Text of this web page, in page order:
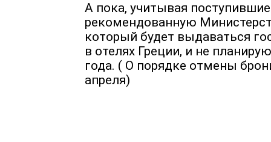
А пока, учитывая
рекомендованную
который будет выдаваться
в отелях Греции, и не
года. ( О порядке отмены
апреля)